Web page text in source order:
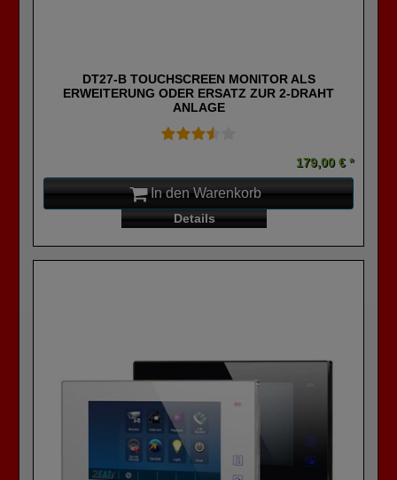
DT27-B TOUCHSCREEN MONITOR ALS
ERWEITERUNG ODER ERSATZ ZUR 2-DRAHT
ANLAGE
179,00 € *
In den Warenkorb
Details